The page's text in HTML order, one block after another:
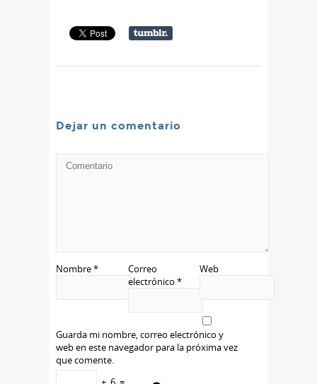
Dejar un comentario
Nombre*
Correo
electrónico *
Web
Guarda mi nombre, correo electrónico y
web en este navegador para la próxima vez
que comente.